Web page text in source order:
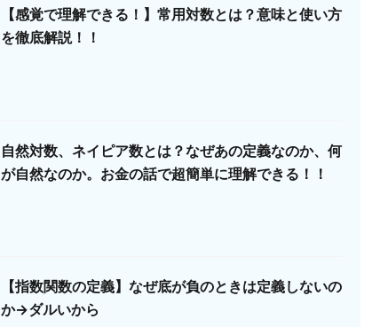
【感覚で理解できる！】常用対数とは？意味と使い方
を徹底解説！！
自然対数、ネイピア数とは？なぜあの定義なのか、何
が自然なのか。お金の話で超簡単に理解できる！！
【指数関数の定義】なぜ底が負のときは定義しないの
か→ダルいから